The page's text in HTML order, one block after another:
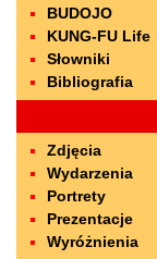
BUDOJO
KUNG-FU Life
Słowniki
Bibliografia
Zdjęcia
Wydarzenia
Portrety
Prezentacje
Wyróżnienia